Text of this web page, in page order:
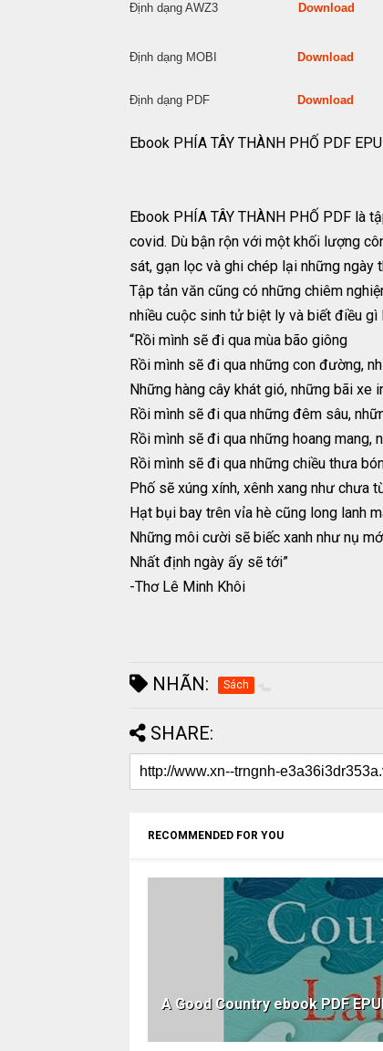
Định dạng AWZ3 Download
Định dạng MOBI Download
Định dạng PDF Download
Ebook PHÍA TÂY THÀNH PHỐ PDF
Ebook PHÍA TÂY THÀNH PHỐ PDF là
covid. Dù bận rộn với một khối lượng
sát, gạn lọc và ghi chép lại những
Tập tản văn cũng có những chiêm
nhiều cuộc sinh tử biệt ly và biết điều
“Rồi mình sẽ đi qua mùa bão giông
Rồi mình sẽ đi qua những con đường,
Những hàng cây khát gió, những bãi
Rồi mình sẽ đi qua những đêm sâu,
Rồi mình sẽ đi qua những hoang mang,
Rồi mình sẽ đi qua những chiều thưa
Phố sẽ xúng xính, xênh xang như chưa
Hạt bụi bay trên vỉa hè cũng long lanh
Những môi cười sẽ biếc xanh như nụ
Nhất định ngày ấy sẽ tới”
-Thơ Lê Minh Khôi
NHÃN: Sách
SHARE:
RECOMMENDED FOR YOU
A Good Country ebook PDF